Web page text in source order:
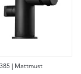
| Mattmust